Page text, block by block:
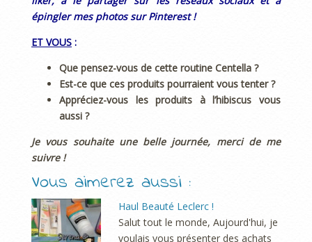
épingler mes photos sur Pinterest !
ET VOUS :
Que pensez-vous de cette routine Centella ?
Est-ce que ces produits pourraient vous tenter ?
Appréciez-vous les produits à l’hibiscus vous
aussi ?
Je vous souhaite une belle journée, merci de me
suivre !
Vous aimerez aussi :
Haul Beauté Leclerc !
Salut tout le monde, Aujourd'hui, je
voulais vous présenter des achats